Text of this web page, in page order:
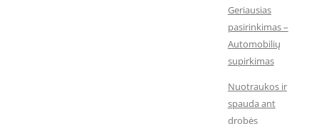
Geriausias
pasirinkimas –
Automobilių
supirkimas
Nuotraukos ir
spauda ant
drobės